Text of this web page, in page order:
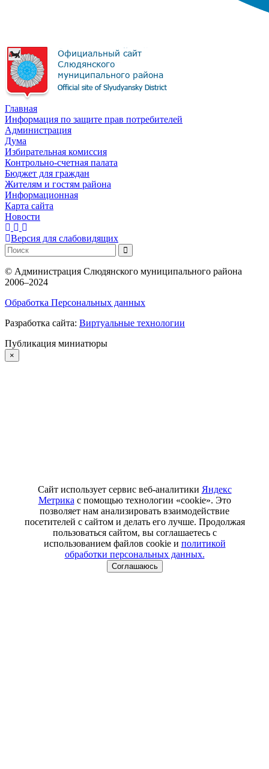
Главная
Информация по защите прав потребителей
Администрация
Дума
Избирательная комиссия
Контрольно-счетная палата
Бюджет для граждан
Жителям и гостям района
Информационная
Карта сайта
Новости
Версия для слабовидящих
© Администрация Слюдянского муниципального района
2006–2024
Обработка Персональных данных
Разработка сайта: Виртуальные технологии
Публикация миниатюры
×
Сайт использует сервис веб-аналитики Яндекс
Метрика с помощью технологии «cookie». Это
позволяет нам анализировать взаимодействие
посетителей с сайтом и делать его лучше. Продолжая
пользоваться сайтом, вы соглашаетесь с
использованием файлов cookie и политикой
обработки персональных данных.
Соглашаюсь